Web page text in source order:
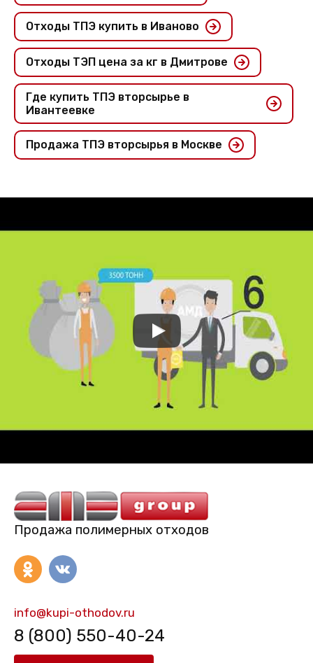
Отходы ТПЭ купить в Иваново
Отходы ТЭП цена за кг в Дмитрове
Где купить ТПЭ вторсырье в
Ивантеевке
Продажа ТПЭ вторсырья в Москве
Продажа полимерных отходов
info@kupi-othodov.ru
8 (800) 550-40-24